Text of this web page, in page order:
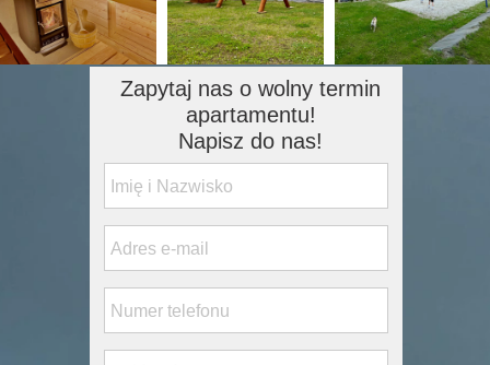
Zapytaj nas o wolny termin
apartamentu!
Napisz do nas!